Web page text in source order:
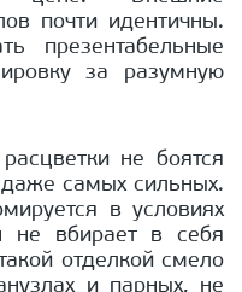
почти идентичны.
презентабельные
за разумную
не боятся
самых сильных.
в условиях
не вбирает в себя
отделкой смело
и парных, не